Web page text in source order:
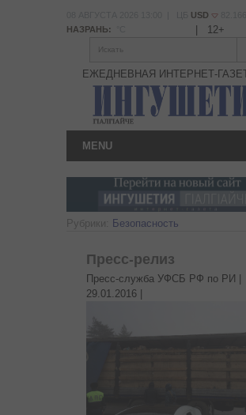
USD
НАЗРАНЬ:
12+
Искать
ЕЖЕДНЕВНАЯ ИНТЕРНЕТ-
MENU
Рубрики: Безопасность
Пресс-релиз
Пресс-служба УФСБ РФ по РИ |
29.01.2016